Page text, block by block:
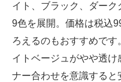
イト、ブラック、ダー
9色を展開。価格は税込
ろえるのもおすすめで
イトベージュがやや透
ナー合わせを意識すると